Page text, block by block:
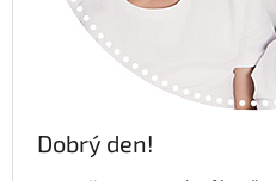
Dobrý den!